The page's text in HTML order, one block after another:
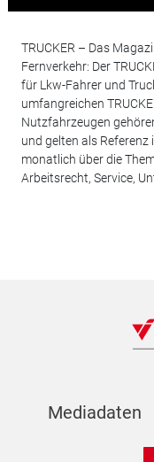
TRUCKER – Das
Fernverkehr: Der
für Lkw-Fahrer und
umfangreichen
Nutzfahrzeugen
und gelten als Referenz
monatlich über die
Arbeitsrecht, Service,
Mediadaten